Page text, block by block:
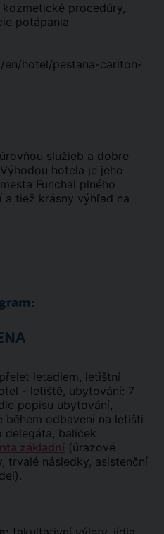
kozmetické procedúry,
potápania
en/hotel/pestana-carlton-
služieb a dobre
hotela je jeho
Funchal plného
a tiež krásny výhľad na
přelet letadlem, letištní
- letiště, ubytování: 7
popisu ubytování,
odbavení na letišti
delegáta, balíček
základní (úrazové
trvalé následky, asistenční